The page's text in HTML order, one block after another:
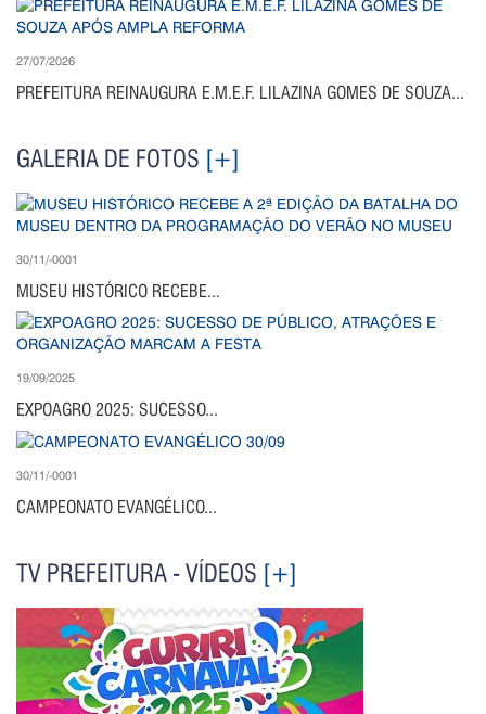
27/07/2026
PREFEITURA REINAUGURA E.M.E.F. LILAZINA GOMES DE SOUZA...
GALERIA DE FOTOS [+]
30/11/-0001
MUSEU HISTÓRICO RECEBE...
19/09/2025
EXPOAGRO 2025: SUCESSO...
30/11/-0001
CAMPEONATO EVANGÉLICO...
TV PREFEITURA - VÍDEOS [+]